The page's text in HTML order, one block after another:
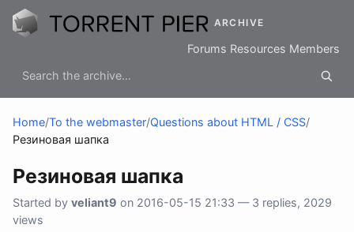
ARCHIVE
Forums Resources Members
Home/To the webmaster/Questions about HTML / CSS/
Резиновая шапка
Резиновая шапка
Started by veliant9 on 2016-05-15 21:33 — 3 replies, 2029
views